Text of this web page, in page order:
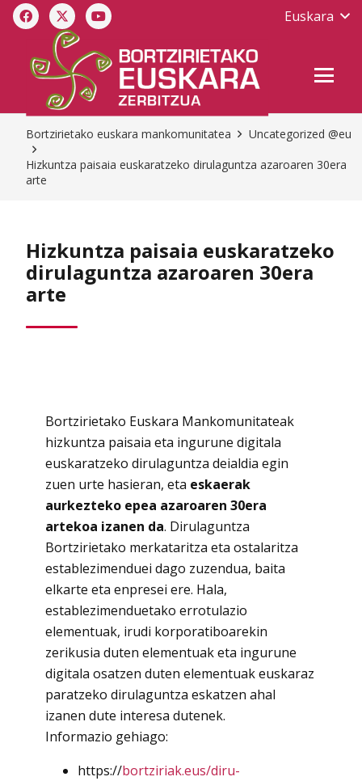
Euskara
Bortzirietako euskara mankomunitatea
Uncategorized @eu
Hizkuntza paisaia euskaratzeko dirulaguntza azaroaren 30era
arte
Hizkuntza paisaia euskaratzeko
dirulaguntza azaroaren 30era
arte
Bortzirietako Euskara Mankomunitateak
hizkuntza paisaia eta ingurune digitala
euskaratzeko dirulaguntza deialdia egin
zuen urte hasieran, eta eskaerak
aurkezteko epea azaroaren 30era
artekoa izanen da. Dirulaguntza
Bortzirietako merkataritza eta ostalaritza
establezimenduei dago zuzendua, baita
elkarte eta enpresei ere. Hala,
establezimenduetako errotulazio
elementuak, irudi korporatiboarekin
zerikusia duten elementuak eta ingurune
digitala osatzen duten elementuak euskaraz
paratzeko dirulaguntza eskatzen ahal
izanen dute interesa dutenek.
Informazio gehiago:
https://bortziriak.eus/diru-